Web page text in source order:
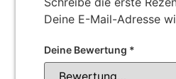
Deine E-Mail-Adresse
Deine Bewertung *